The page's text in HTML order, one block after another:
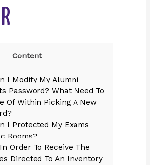
Content
I Modify My Alumni
Password? What Need To
Of Within Picking A New
I Protected My Exams
Rooms?
Order To Receive The
Directed To An Inventory